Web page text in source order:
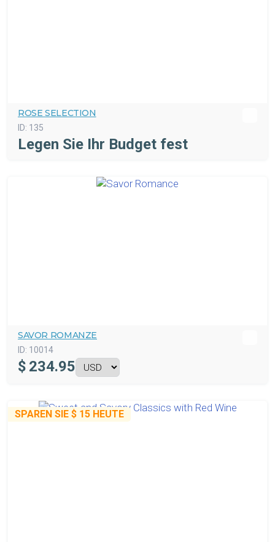
ROSE SELECTION
ID: 135
Legen Sie Ihr Budget fest
SAVOR ROMANZE
ID: 10014
$ 234.95
SPAREN SIE $ 15 HEUTE